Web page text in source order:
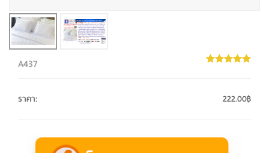
A437
ราคา: 222.00฿